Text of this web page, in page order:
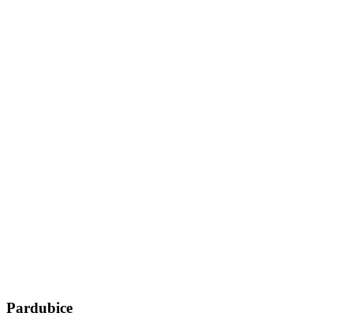
Pardubice